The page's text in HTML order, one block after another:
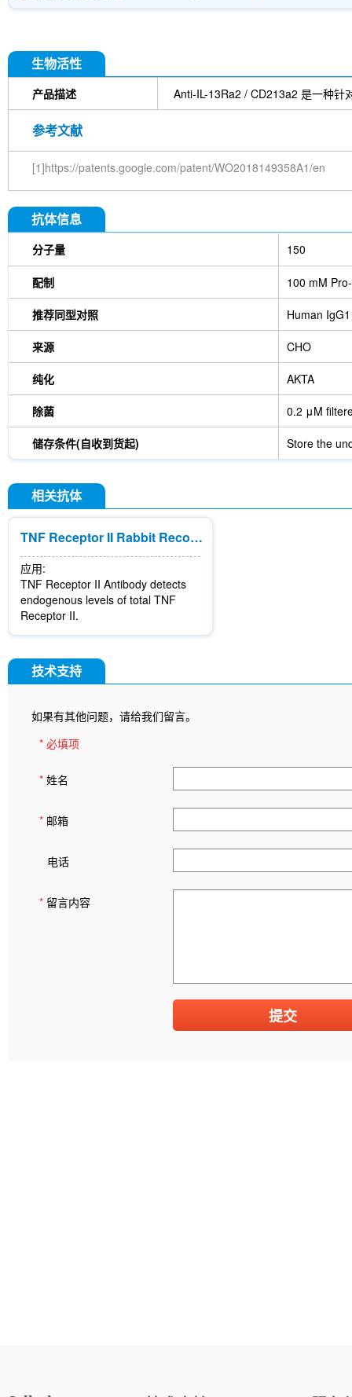
生物活性
产品描述 Anti-IL-13Ra2 / CD213a2 是一种针
参考文献
[1]https://patents.google.com/patent/WO2018149358A1/en
抗体信息
分子量 150
配制 100 mM
推荐同型对照 Human IgG1
来源 CHO
纯化 AKTA
除菌 0.2 μM
储存条件(自收到货起) Store the
相关抗体
TNF Receptor II Rabbit Recombinant mAb
应用:
TNF Receptor II Antibody detects
endogenous levels of total TNF
Receptor II.
技术支持
如果有其他问题，请给我们留言。
* 必填项
* 姓名
* 邮箱
电话
* 留言内容